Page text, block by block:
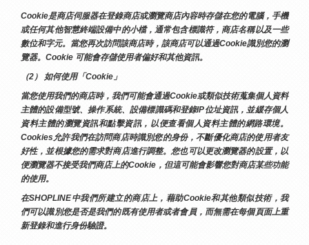
Cookie是商店伺服器在登錄商店或瀏覽商店內容時存儲在您的電腦，手機
或任何其他智慧終端設備中的小檔，通常包含標識符，商店名稱以及一些
數位和字元。當您再次訪問該商店時，該商店可以通過Cookie識別您的瀏
覽器。Cookie 可能會存儲使用者偏好和其他資訊。
（2） 如何使用「Cookie」
當您使用我們的商店時，我們可能會通過Cookie或類似技術蒐集個人資料
主體的設備型號、操作系統、設備標識碼和登錄IP位址資訊，並緩存個人
資料主體的瀏覽資訊和點擊資訊，以便查看個人資料主體的網路環境。
Cookies允許我們在訪問商店時識別您的身份，不斷優化商店的使用者友
好性，並根據您的需求對商店進行調整。您也可以更改瀏覽器的設置，以
便瀏覽器不接受我們商店上的Cookie，但這可能會影響您對商店某些功能
的使用。
在SHOPLINE中我們所建立的商店上，藉助Cookie和其他類似技術，我
們可以識別您是否是我們的既有使用者或者會員，而無需在每個頁面上重
新登錄和進行身份驗證。